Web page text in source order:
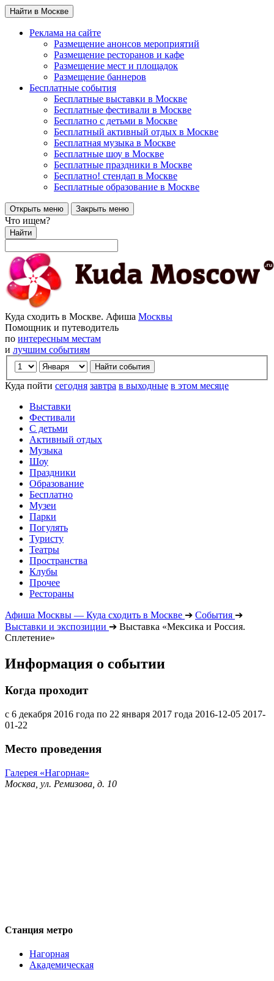
Найти в Москве
Реклама на сайте
Размещение анонсов мероприятий
Размещение ресторанов и кафе
Размещение мест и площадок
Размещение баннеров
Бесплатные события
Бесплатные выставки в Москве
Бесплатные фестивали в Москве
Бесплатно с детьми в Москве
Бесплатный активный отдых в Москве
Бесплатная музыка в Москве
Бесплатные шоу в Москве
Бесплатные праздники в Москве
Бесплатно! стендап в Москве
Бесплатные образование в Москве
Открыть меню Закрыть меню
Что ищем?
Найти
Куда сходить в Москве. Афиша Москвы
Помощник и путеводитель
по интересным местам
и лучшим событиям
Куда пойти сегодня завтра в выходные в этом месяце
Выставки
Фестивали
С детьми
Активный отдых
Музыка
Шоу
Праздники
Образование
Бесплатно
Музеи
Парки
Погулять
Туристу
Театры
Пространства
Клубы
Прочее
Рестораны
Афиша Москвы — Куда сходить в Москве ➔ События ➔
Выставки и экспозиции ➔ Выставка «Мексика и Россия.
Сплетение»
Информация о событии
Когда проходит
с 6 декабря 2016 года по 22 января 2017 года 2016-12-05 2017-
01-22
Место проведения
Галерея «Нагорная»
Москва, ул. Ремизова, д. 10
Станция метро
Нагорная
Академическая